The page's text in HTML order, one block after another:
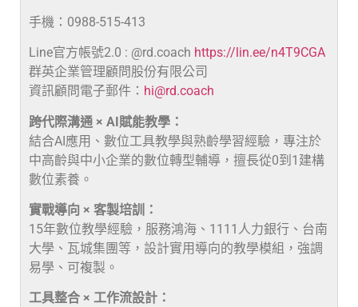
手機：0988-515-413
Line官方帳號2.0 : @rd.coach https://lin.ee/n4T9CGA
群英企業管理顧問股份有限公司
資訊顧問電子郵件： hi@rd.coach
跨代際溝通 × AI賦能教學：
結合AI應用、數位工具教學與熟齡學習經驗，專注於
中高齡與中小企業的數位轉型輔導，擅長從0到1建構
數位素養。
實戰導向 × 客製培訓：
15年數位教學經驗，服務鴻海、1111人力銀行、台南
大學、瓦城集團等，設計實用導向的教學模組，強調
易學、可複製。
工具整合 × 工作流設計：